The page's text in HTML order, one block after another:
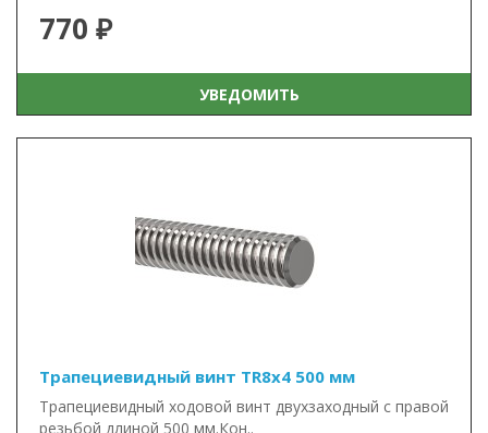
770 ₽
УВЕДОМИТЬ
Трапециевидный винт TR8x4 500 мм
Трапециевидный ходовой винт двухзаходный с правой
резьбой длиной 500 мм.Кон..